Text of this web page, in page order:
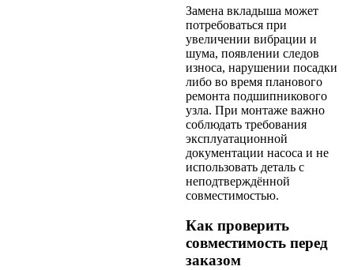
Замена вкладыша может
потребоваться при
увеличении вибрации и
шума, появлении следов
износа, нарушении посадки
либо во время планового
ремонта подшипникового
узла. При монтаже важно
соблюдать требования
эксплуатационной
документации насоса и не
использовать деталь с
неподтверждённой
совместимостью.
Как проверить
совместимость перед
заказом